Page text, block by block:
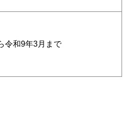
令和9年3月まで